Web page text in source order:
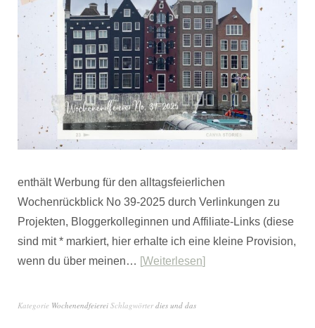
enthält Werbung für den alltagsfeierlichen
Wochenrückblick No 39-2025 durch Verlinkungen zu
Projekten, Bloggerkolleginnen und Affiliate-Links (diese
sind mit * markiert, hier erhalte ich eine kleine Provision,
wenn du über meinen… Weiterlesen
Kategorie Wochenendfeierei Schlagwörterdies und das